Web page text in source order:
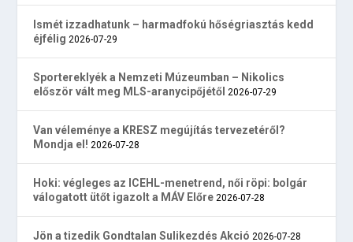
Ismét izzadhatunk – harmadfokú hőségriasztás kedd
éjfélig 2026-07-29
Sportereklyék a Nemzeti Múzeumban – Nikolics
először vált meg MLS-aranycipőjétől 2026-07-29
Van véleménye a KRESZ megújítás tervezetéről?
Mondja el! 2026-07-28
Hoki: végleges az ICEHL-menetrend, női röpi: bolgár
válogatott ütőt igazolt a MÁV Előre 2026-07-28
Jön a tizedik Gondtalan Sulikezdés Akció 2026-07-28